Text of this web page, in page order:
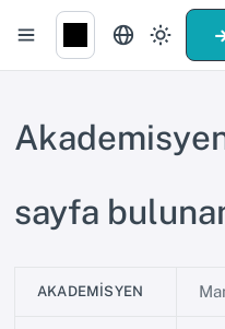
sayfa
AKADEMISYEN